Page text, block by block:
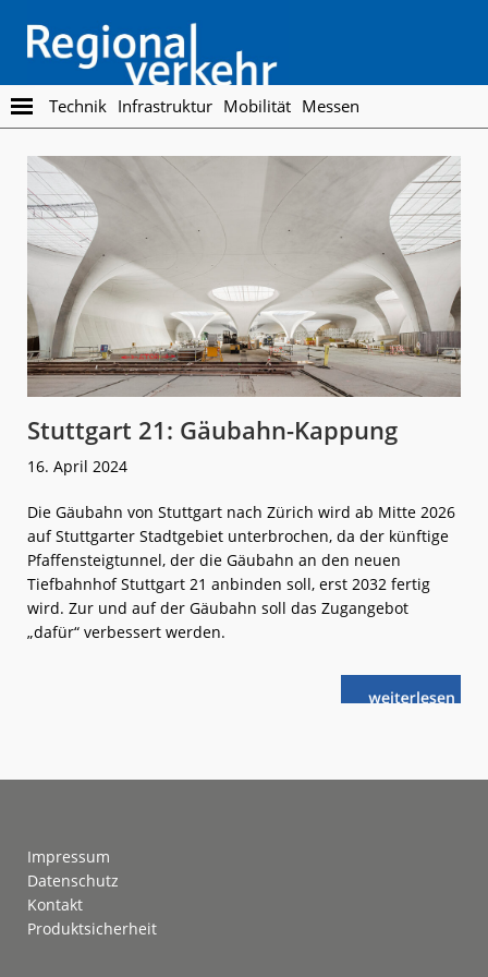
main
content
footer
Regionalverkehr
Die
Fachzeitschrift
den
Öffentlichen
Personennahverkehr
Technik Infrastruktur Mobilität Messen
Stuttgart 21: Gäubahn-Kappung
16. April 2024
Die Gäubahn von Stuttgart nach Zürich wird ab Mitte 2026
auf Stuttgarter Stadtgebiet unterbrochen, da der künftige
Pfaffensteigtunnel, der die Gäubahn an den neuen
Tiefbahnhof Stuttgart 21 anbinden soll, erst 2032 fertig
wird. Zur und auf der Gäubahn soll das Zugangebot
„dafür“ verbessert werden.
weiterlese
nStuttgart
Impressum
Datenschutz
Kontakt
Produktsicherheit